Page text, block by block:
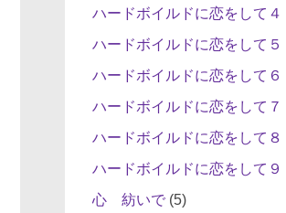
ハードボイルドに恋をして４
ハードボイルドに恋をして５
ハードボイルドに恋をして６
ハードボイルドに恋をして７
ハードボイルドに恋をして８
ハードボイルドに恋をして９
心 紡いで(5)